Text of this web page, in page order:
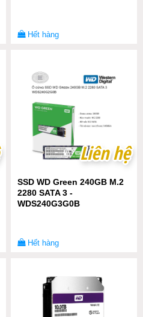
Hết hàng
Liên hệ
Liên hệ
SSD WD Green 240GB M.2
2280 SATA 3 -
WDS240G3G0B
Hết hàng